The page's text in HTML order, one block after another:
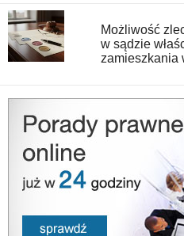
Możliwość
w sądzie
zamieszkania